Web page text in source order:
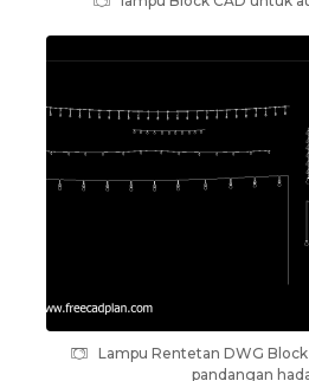
Lampu Rentetan DWG
pandangan